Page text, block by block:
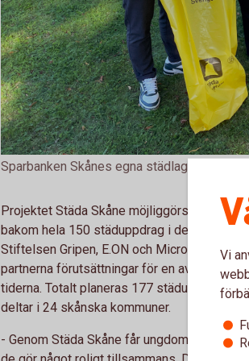
Sparbanken Skånes egna städlag som
Projektet Städa Skåne möjliggörs av Städa
bakom hela 150 städuppdrag i de 15
Stiftelsen Gripen, E.ON och Microsoft till
partnerna förutsättningar för en av de
tiderna. Totalt planeras 177 städuppdrag
deltar i 24 skånska kommuner.
- Genom Städa Skåne får ungdomar
Vi